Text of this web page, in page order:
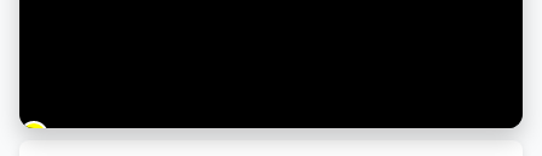
Barra de progreso de la reproducción